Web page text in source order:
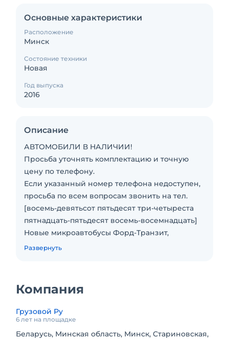
Основные характеристики
Расположение
Минск
Состояние техники
Новая
Год выпуска
2016
Описание
АВТОМОБИЛИ В НАЛИЧИИ!
Просьба уточнять комплектацию и точную
цену по телефону.
Если указанный номер телефона недоступен,
просьба по всем вопросам звонить на тел.
[восемь-девятьсот пятьдесят три-четыреста
пятнадцать-пятьдесят восемь-восемнадцать]
Новые микроавтобусы Форд-Транзит,
двигатель: дизель, объем 2.2л, 136 л.с.
эл.дверь, кондиционер, тонировка,
откидывающиеся кресла с подлокотниками,
защита картера, музыка, DVD, сигнализация,
автономный отопитель салона, предпусковой
Развернуть
Компания
Грузовой Ру
6 лет на площадке
Беларусь, Минская область, Минск, Стариновская,